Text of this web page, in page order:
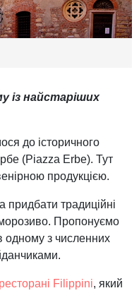
із найстаріших
до історичного
(Piazza Erbe). Тут
продукцією.
придбати традиційні
морозиво. Пропонуємо
одному з численних
ресторані Filippini, який